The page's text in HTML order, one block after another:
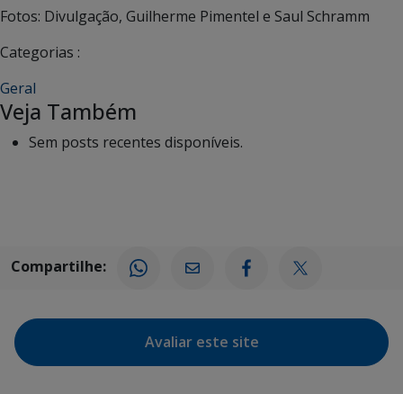
Fotos: Divulgação, Guilherme Pimentel e Saul Schramm
Categorias :
Geral
Veja Também
Sem posts recentes disponíveis.
Compartilhe:
Avaliar este site